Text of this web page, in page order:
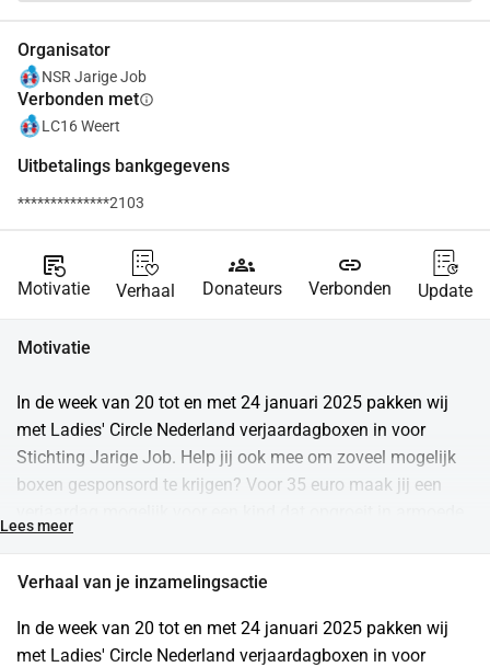
Organisator
NSR Jarige Job
Verbonden metinfo
LC16 Weert
Uitbetalings bankgegevens
**************2103
source_notes
Motivatie Verhaal
groups
Donateurs
link
Verbonden Update
Motivatie
In de week van 20 tot en met 24 januari 2025 pakken wij
met Ladies' Circle Nederland verjaardagboxen in voor
Stichting Jarige Job. Help jij ook mee om zoveel mogelijk
boxen gesponsord te krijgen? Voor 35 euro maak jij een
In Nederland leven er ruim 315.000 kinderen onder de
opgroeit in armoede. Vaak is er in deze gezinnen geen geld
om een verjaardag te vieren. Stichting Jarige Job helpt
deze kinderen door het geven van een verjaardagsbox t.w.v.
Lees meer
Verhaal van je inzamelingsactie
In de week van 20 tot en met 24 januari 2025 pakken wij
met Ladies' Circle Nederland verjaardagboxen in voor